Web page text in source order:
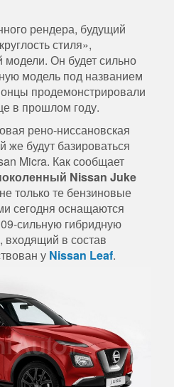
рендера, будущий
стиля»,
модели. Он будет сильно
модель под названием
продемонстрировали
в прошлом году.
рено-ниссановская
будут базироваться
Micra. Как сообщает
Nissan Juke
только те бензиновые
сегодня оснащаются
сильную гибридную
входящий в состав
у Nissan Leaf.